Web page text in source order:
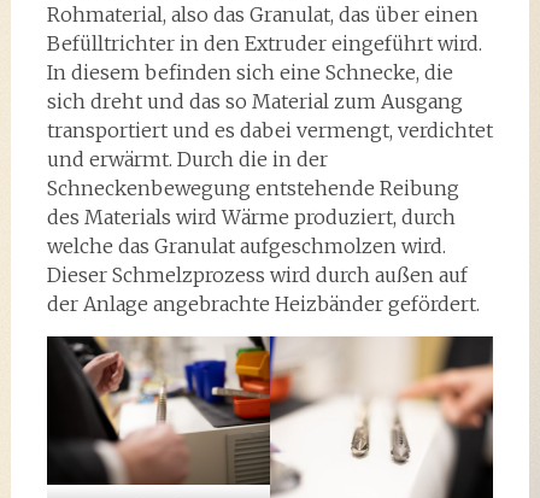
Rohmaterial, also das Granulat, das über einen
Befülltrichter in den Extruder eingeführt wird.
In diesem befinden sich eine Schnecke, die
sich dreht und das so Material zum Ausgang
transportiert und es dabei vermengt, verdichtet
und erwärmt. Durch die in der
Schneckenbewegung entstehende Reibung
des Materials wird Wärme produziert, durch
welche das Granulat aufgeschmolzen wird.
Dieser Schmelzprozess wird durch außen auf
der Anlage angebrachte Heizbänder gefördert.